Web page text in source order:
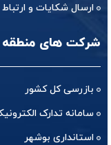
ارسال شکایات و ارتباط
شرکت های منطقه
بازرسی کل کشور
سامانه تدارک
استانداری بوشهر